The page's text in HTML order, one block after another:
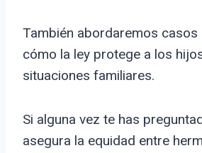
También abordaremos casos
cómo la ley protege a los
situaciones familiares.
Si alguna vez te has
asegura la equidad entre